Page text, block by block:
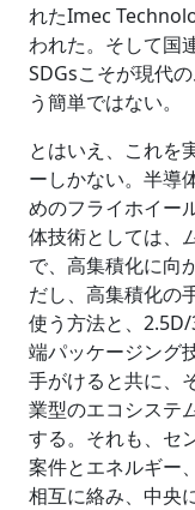
れたImec
われた。そして国
SDGsこそが現代
う簡単ではない。
とはいえ、これを
ーしかない。半導
めのフライホイー
体技術としては、
で、高集積化に向
だし、高集積化の
使う方法と、
端パッケージング
手がけると共に、
業型のエコシステ
する。それも、セ
案件とエネルギー
相互に絡み、中央